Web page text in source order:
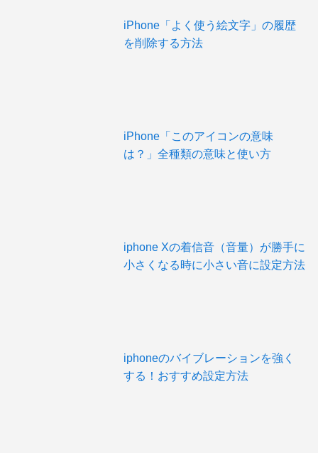
iPhone「よく使う絵文字」の履歴
を削除する方法
iPhone「このアイコンの意味
は？」全種類の意味と使い方
iphone Xの着信音（音量）が勝手に
小さくなる時に小さい音に設定方法
iphoneのバイブレーションを強く
する！おすすめ設定方法